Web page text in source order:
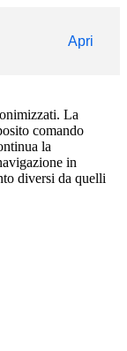
Apri
La
comando
la
in
diversi da quelli